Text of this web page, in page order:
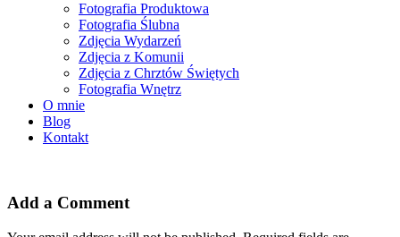
Fotografia Produktowa
Fotografia Ślubna
Zdjęcia Wydarzeń
Zdjęcia z Komunii
Zdjęcia z Chrztów Świętych
Fotografia Wnętrz
O mnie
Blog
Kontakt
Add a Comment